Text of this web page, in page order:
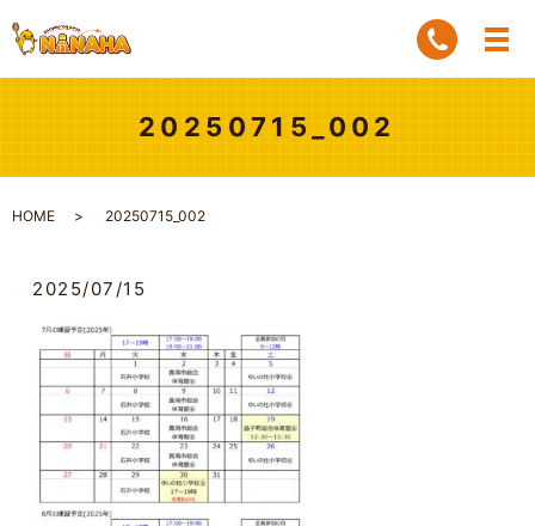
20250715_002
HOME 20250715_002
2025/07/15